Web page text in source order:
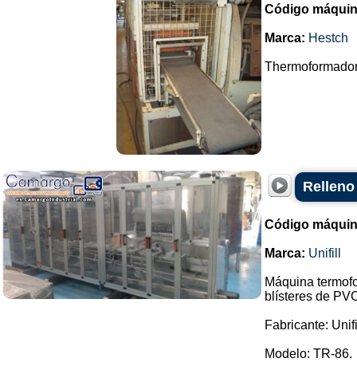
Código
Marca: Hestch
Código
Marca: Unifill
Máquina
blísteres de
Fabricante:
Modelo: TR-86.